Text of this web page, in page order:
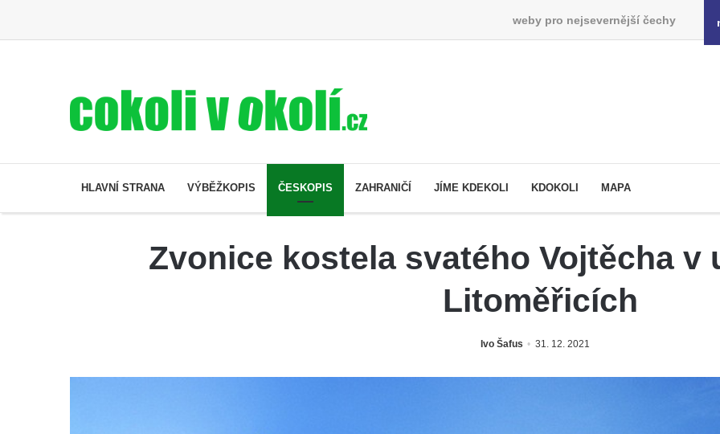
weby pro nejsevernější čechy
HLAVNÍ STRANA VÝBĚŽKOPIS ČESKOPIS ZAHRANIČÍ JÍME KDEKOLI KDOKOLI MAPA
Zvonice kostela svatého Vojtěcha v
Litoměřicích
Ivo Šafus 31. 12. 2021